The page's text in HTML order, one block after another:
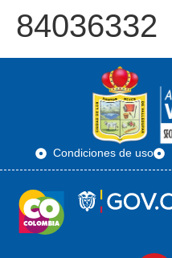
84036332
Condiciones de uso